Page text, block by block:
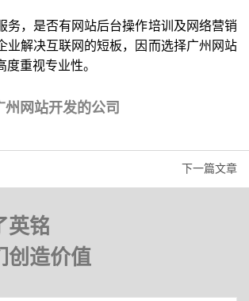
务，是否有网站后台操作培训及网络营销
业解决互联网的短板，因而选择广州网站
度重视专业性。
州网站开发的公司
下一篇文章
英铭
创造价值